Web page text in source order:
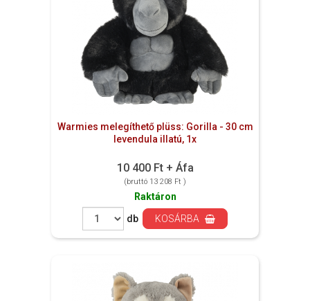
Warmies melegíthető plüss: Gorilla - 30 cm
levendula illatú, 1x
10 400 Ft + Áfa
(bruttó 13 208 Ft )
Raktáron
db
KOSÁRBA